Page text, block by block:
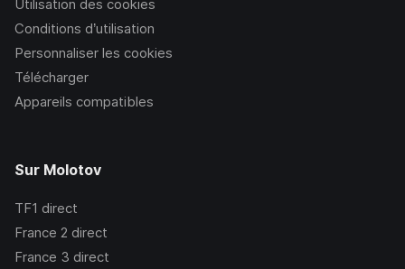
Utilisation des cookies
Conditions d’utilisation
Personnaliser les cookies
Télécharger
Appareils compatibles
Sur Molotov
TF1 direct
France 2 direct
France 3 direct